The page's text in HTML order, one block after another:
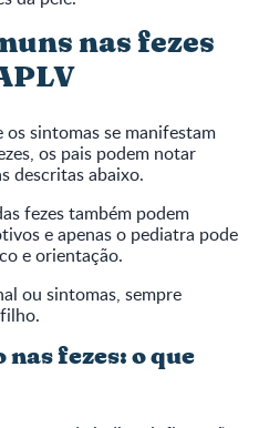
nas fezes
os sintomas se manifestam
os pais podem notar
descritas abaixo.
fezes também podem
e apenas o pediatra pode
e orientação.
ou sintomas, sempre
nas fezes: o que